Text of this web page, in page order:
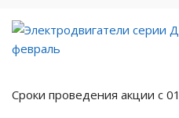
Сроки проведения акции с